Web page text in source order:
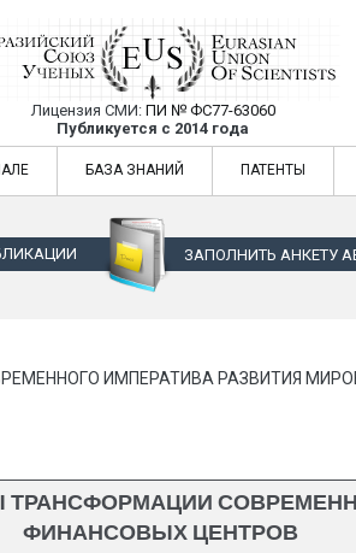
Союз Ученых —
Лицензия СМИ: ПИ № ФС77-63060
Публикуется с 2014 года
Ученых — публикация научных статей
БАЗА ЗНАНИЙ ПАТЕНТЫ
ЗАПОЛНИТЬ АНКЕТУ
ИМПЕРАТИВА РАЗВИТИЯ
ФИНАНСОВЫХ ЦЕНТРОВ